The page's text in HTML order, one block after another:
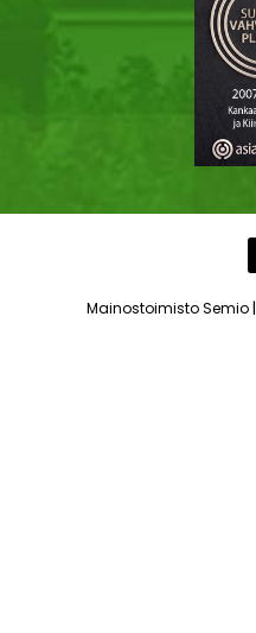
Mainostoimisto Semio|